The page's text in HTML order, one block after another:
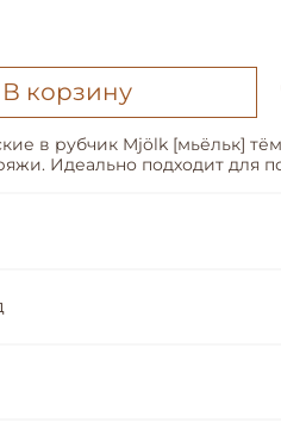
В корзину
в рубчик Mjölk [мьёльк]
Идеально подходит для